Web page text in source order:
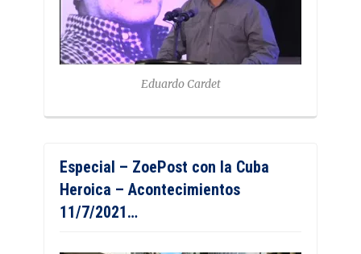
Eduardo Cardet
Especial – ZoePost con la Cuba
Heroica – Acontecimientos
11/7/2021…